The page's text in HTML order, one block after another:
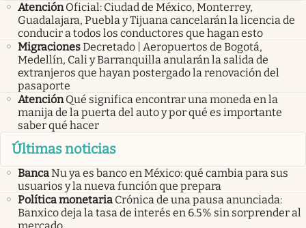
Atención Oficial: Ciudad de México, Monterrey,
Guadalajara, Puebla y Tijuana cancelarán la licencia de
conducir a todos los conductores que hagan esto
MigracionesDecretado | Aeropuertos de Bogotá,
Medellín, Cali y Barranquilla anularán la salida de
extranjeros que hayan postergado la renovación del
pasaporte
Atención Qué significa encontrar una moneda en la
manija de la puerta del auto y por qué es importante
saber qué hacer
Últimas noticias
BancaNu ya es banco en México: qué cambia para sus
usuarios y la nueva función que prepara
Política monetaria Crónica de una pausa anunciada:
Banxico deja la tasa de interés en 6.5% sin sorprender al
mercado